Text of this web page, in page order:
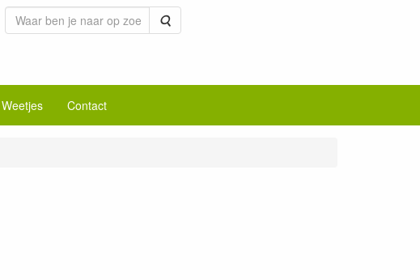
Zoeken
Weetjes Contact